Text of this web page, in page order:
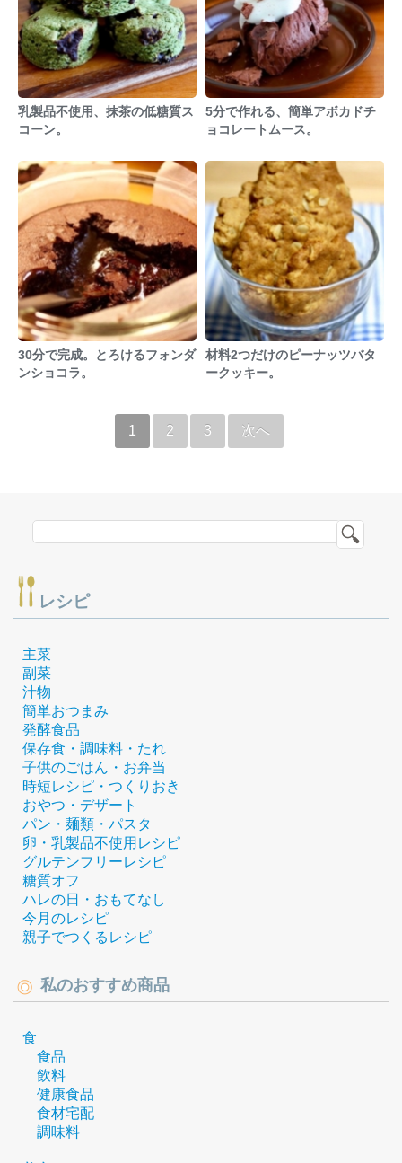
乳製品不使用、抹茶の低糖質ス
コーン。
5分で作れる、簡単アボカドチ
ョコレートムース。
30分で完成。とろけるフォンダ
ンショコラ。
材料2つだけのピーナッツバタ
ークッキー。
1 2 3 次へ
レシピ
主菜
副菜
汁物
簡単おつまみ
発酵食品
保存食・調味料・たれ
子供のごはん・お弁当
時短レシピ・つくりおき
おやつ・デザート
パン・麺類・パスタ
卵・乳製品不使用レシピ
グルテンフリーレシピ
糖質オフ
ハレの日・おもてなし
今月のレシピ
親子でつくるレシピ
私のおすすめ商品
食
食品
飲料
健康食品
食材宅配
調味料